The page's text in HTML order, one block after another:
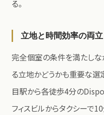
る。
立地と時間効率の両立
完全個室の条件を満たしな
る立地かどうかも重要な選
目駅から各徒歩4分の
フィスビルからタクシーで